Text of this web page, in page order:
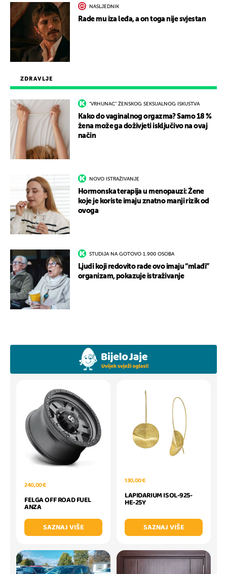
ZDRAVLJE
"VRHUNAC" ŽENSKOG SEKSUALNOG ISKUSTVA
Kako do vaginalnog orgazma? Samo 18 %
žena može ga doživjeti isključivo na ovaj
način
NOVO ISTRAŽIVANJE
Hormonska terapija u menopauzi: Žene
koje je koriste imaju znatno manji rizik od
ovoga
STUDIJA NA GOTOVO 1.900 OSOBA
Ljudi koji redovito rade ovo imaju “mlađi”
organizam, pokazuje istraživanje
NASLJEDNIK
Rade mu iza leđa, a on toga nije svjestan
240,00 €
FELGA OFF ROAD FUEL
ANZA
SAZNAJ VIŠE
130,00 €
LAPIDARIUM ISOL-925-
HE-25Y
SAZNAJ VIŠE